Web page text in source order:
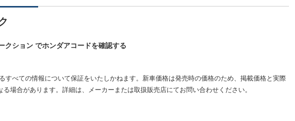
クション でホンダアコードを確認する
すべての情報について保証をいたしかねます。新車価格は発売時の価格のため、掲載価格と実際
る場合があります。詳細は、メーカーまたは取扱販売店にてお問い合わせください。